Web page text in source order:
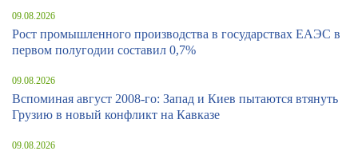
09.08.2026
Рост промышленного производства в государствах ЕАЭС в
первом полугодии составил 0,7%
09.08.2026
Вспоминая август 2008-го: Запад и Киев пытаются втянуть
Грузию в новый конфликт на Кавказе
09.08.2026